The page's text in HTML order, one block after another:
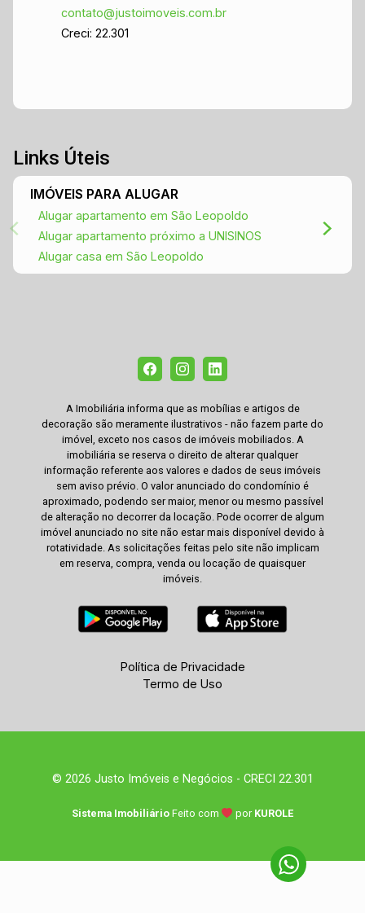
contato@justoimoveis.com.br
Creci: 22.301
Links Úteis
IMÓVEIS PARA ALUGAR
Alugar apartamento em São Leopoldo
Alugar apartamento próximo a UNISINOS
Alugar casa em São Leopoldo
A Imobiliária informa que as mobílias e artigos de
decoração são meramente ilustrativos - não fazem parte do
imóvel, exceto nos casos de imóveis mobiliados. A
imobiliária se reserva o direito de alterar qualquer
informação referente aos valores e dados de seus imóveis
sem aviso prévio. O valor anunciado do condomínio é
aproximado, podendo ser maior, menor ou mesmo passível
de alteração no decorrer da locação. Pode ocorrer de algum
imóvel anunciado no site não estar mais disponível devido à
rotatividade. As solicitações feitas pelo site não implicam
em reserva, compra, venda ou locação de quaisquer
imóveis.
Política de Privacidade
Termo de Uso
© 2026 Justo Imóveis e Negócios - CRECI 22.301
Sistema Imobiliário Feito com por KUROLE